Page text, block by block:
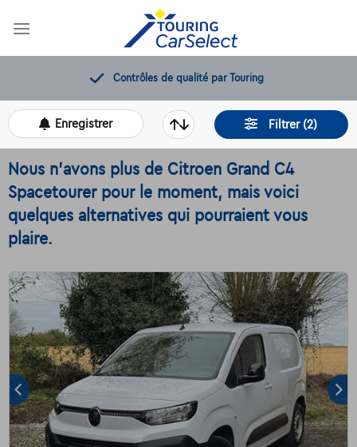
12 mois de dépannage offerts
Filtrer (2)
Enregistrer
Nous n'avons plus de Citroen Grand C4
Spacetourer pour le moment, mais voici
quelques alternatives qui pourraient vous
plaire.